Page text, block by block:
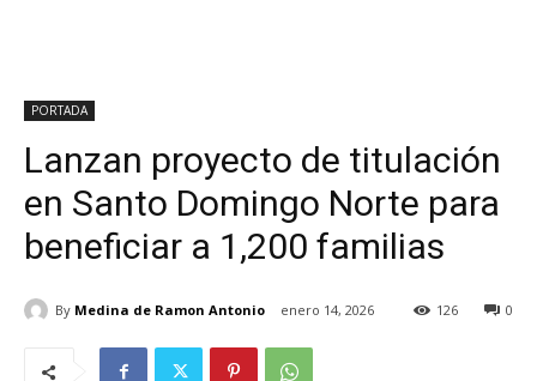
PORTADA
Lanzan proyecto de titulación
en Santo Domingo Norte para
beneficiar a 1,200 familias
By Medina de Ramon Antonio enero 14, 2026 0
126